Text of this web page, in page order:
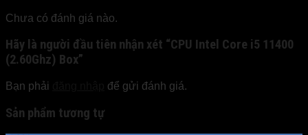
Chưa có đánh giá nào.
Hãy là người đầu tiên nhận xét “CPU Intel Core i5 11400
(2.60Ghz) Box”
Bạn phải để gửi đánh giá.
Sản phẩm tương tự